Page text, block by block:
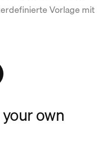
Vorlage mit
own